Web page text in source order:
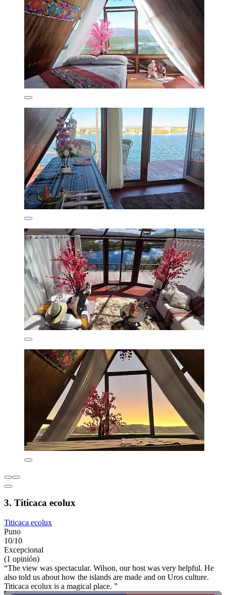
3. Titicaca ecolux
Titicaca ecolux
Puno
10/10
Excepcional
(1 opinión)
“The view was spectacular. Wilson, our host was very helpful. He
also told us about how the islands are made and on Uros culture.
Titicaca ecolux is a magical place. ”